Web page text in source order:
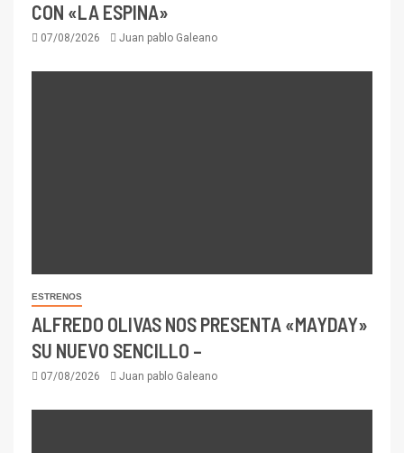
CON «LA ESPINA»
07/08/2026 Juan pablo Galeano
ESTRENOS
ALFREDO OLIVAS NOS PRESENTA «MAYDAY»
SU NUEVO SENCILLO –
07/08/2026 Juan pablo Galeano